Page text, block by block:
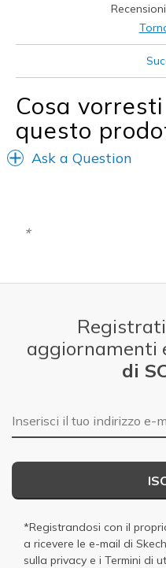
Cosa
questo
Ask a Question
aggiornamenti
di
E-mail
*Registrandosi con il
a ricevere le e-mail di
sulla privacy e i Termini di